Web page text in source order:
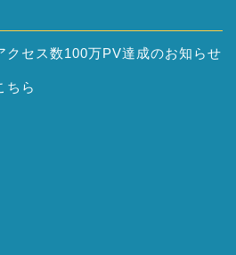
クセス数100万PV達成のお知らせ
ちら